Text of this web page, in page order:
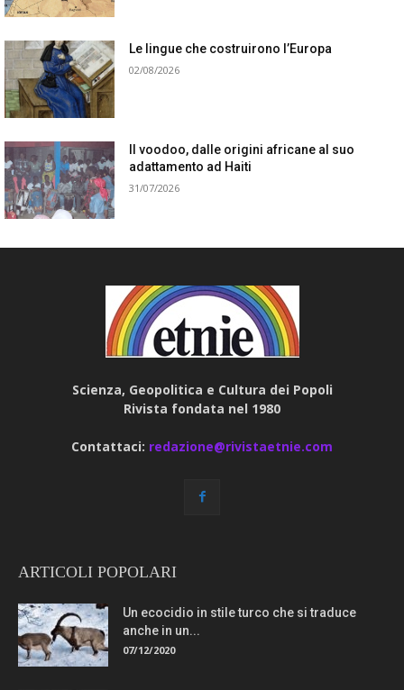
Le lingue che costruirono l’Europa
02/08/2026
Il voodoo, dalle origini africane al suo
adattamento ad Haiti
31/07/2026
Scienza, Geopolitica e Cultura dei Popoli
Rivista fondata nel 1980
Contattaci: redazione@rivistaetnie.com
ARTICOLI POPOLARI
Un ecocidio in stile turco che si traduce
anche in un...
07/12/2020